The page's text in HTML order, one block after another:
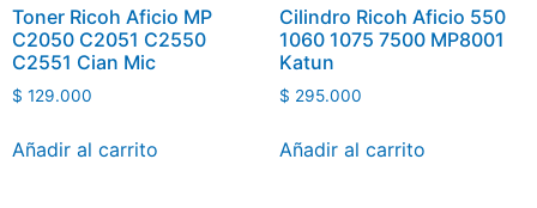
Toner Ricoh Aficio MP
C2050 C2051 C2550
C2551 Cian Mic
$ 129.000
Añadir al carrito
Cilindro Ricoh Aficio 550
1060 1075 7500 MP8001
Katun
$ 295.000
Añadir al carrito